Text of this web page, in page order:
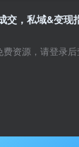
交，私域&变现
费资源，请登录